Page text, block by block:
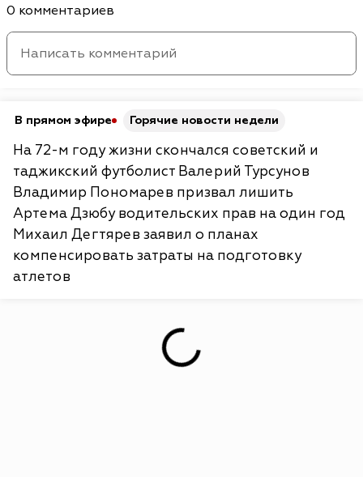
0 комментариев
В прямом эфире Горячие новости недели
На 72-м году жизни скончался советский и
таджикский футболист Валерий Турсунов
Владимир Пономарев призвал лишить
Артема Дзюбу водительских прав на один год
Михаил Дегтярев заявил о планах
компенсировать затраты на подготовку
атлетов